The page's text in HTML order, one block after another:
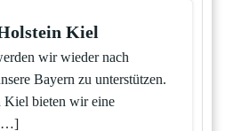
Kiel
wir wieder nach
Bayern zu unterstützen.
Kiel bieten wir eine
[…]